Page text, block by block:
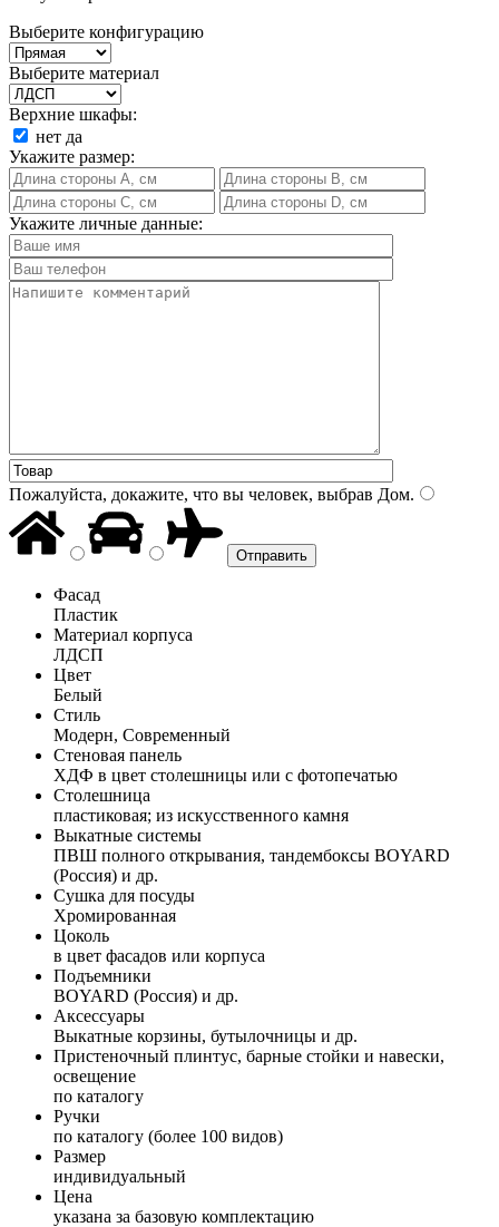
Выберите конфигурацию
Выберите материал
Верхние шкафы:
нет да
Укажите размер:
Укажите личные данные:
Пожалуйста, докажите, что вы человек, выбрав Дом.
Фасад
Пластик
Материал корпуса
ЛДСП
Цвет
Белый
Стиль
Модерн, Современный
Стеновая панель
ХДФ в цвет столешницы или с фотопечатью
Столешница
пластиковая; из искусственного камня
Выкатные системы
ПВШ полного открывания, тандембоксы BOYARD
(Россия) и др.
Сушка для посуды
Хромированная
Цоколь
в цвет фасадов или корпуса
Подъемники
BOYARD (Россия) и др.
Аксессуары
Выкатные корзины, бутылочницы и др.
Пристеночный плинтус, барные стойки и навески,
освещение
по каталогу
Ручки
по каталогу (более 100 видов)
Размер
индивидуальный
Цена
указана за базовую комплектацию